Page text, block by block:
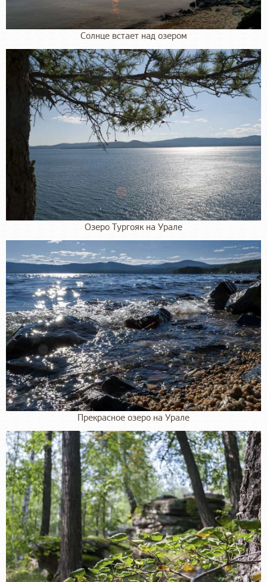
Солнце встает над озером
Озеро Тургояк на Урале
Прекрасное озеро на Урале